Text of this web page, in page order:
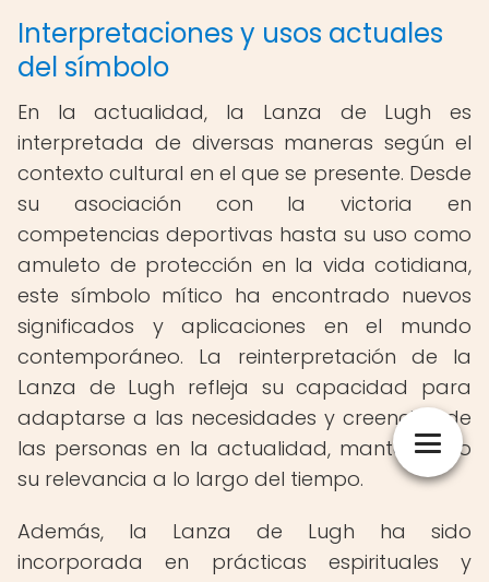
Interpretaciones y usos actuales
del símbolo
En la actualidad, la Lanza de Lugh es
interpretada de diversas maneras según el
contexto cultural en el que se presente. Desde
su asociación con la victoria en
competencias deportivas hasta su uso como
amuleto de protección en la vida cotidiana,
este símbolo mítico ha encontrado nuevos
significados y aplicaciones en el mundo
contemporáneo. La reinterpretación de la
Lanza de Lugh refleja su capacidad para
adaptarse a las necesidades y creencias de
las personas en la actualidad, manteniendo
su relevancia a lo largo del tiempo.
Además, la Lanza de Lugh ha sido
incorporada en prácticas espirituales y